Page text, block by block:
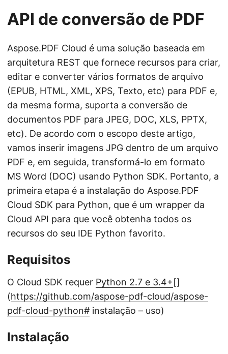
API de conversão de PDF
Aspose.PDF Cloud é uma solução baseada em
arquitetura REST que fornece recursos para criar,
editar e converter vários formatos de arquivo
(EPUB, HTML, XML, XPS, Texto, etc) para PDF e,
da mesma forma, suporta a conversão de
documentos PDF para JPEG, DOC, XLS, PPTX,
etc). De acordo com o escopo deste artigo,
vamos inserir imagens JPG dentro de um arquivo
PDF e, em seguida, transformá-lo em formato
MS Word (DOC) usando Python SDK. Portanto, a
primeira etapa é a instalação do Aspose.PDF
Cloud SDK para Python, que é um wrapper da
Cloud API para que você obtenha todos os
recursos do seu IDE Python favorito.
Requisitos
O Cloud SDK requer Python 2.7 e 3.4+[]
(https://github.com/aspose-pdf-cloud/aspose-
pdf-cloud-python# instalação – uso)
Instalação